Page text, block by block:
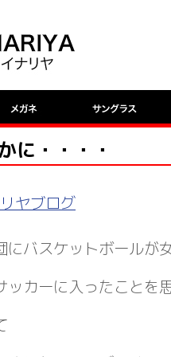
に・・・・
ヤブログ
にバスケットボールが
ッカーに入ったことを